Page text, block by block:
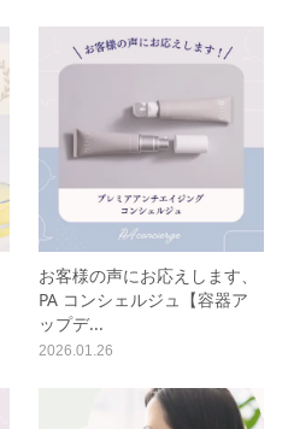
お客様の声にお応えします、
PA コンシェルジュ【容器ア
ップデ...
2026.01.26